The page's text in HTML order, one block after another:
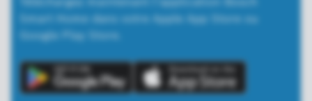
Smart Home dans votre Apple App Store ou
Google Play Store.